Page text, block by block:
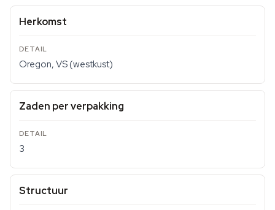
Herkomst
Oregon, VS (westkust)
Zaden per verpakking
3
Structuur